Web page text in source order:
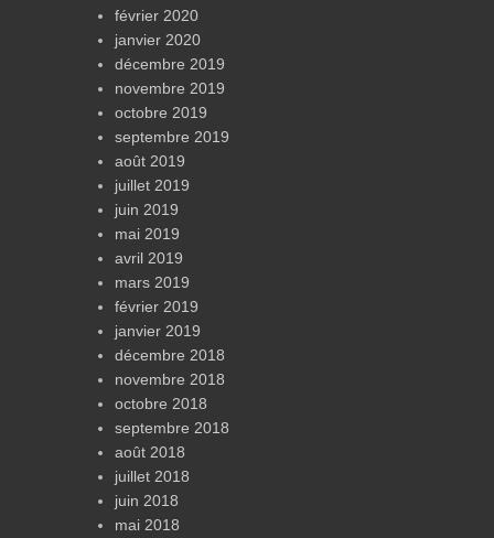
février 2020
janvier 2020
décembre 2019
novembre 2019
octobre 2019
septembre 2019
août 2019
juillet 2019
juin 2019
mai 2019
avril 2019
mars 2019
février 2019
janvier 2019
décembre 2018
novembre 2018
octobre 2018
septembre 2018
août 2018
juillet 2018
juin 2018
mai 2018